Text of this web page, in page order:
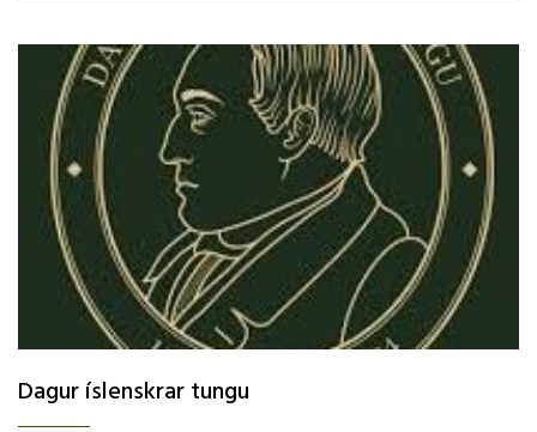
Dagur íslenskrar tungu